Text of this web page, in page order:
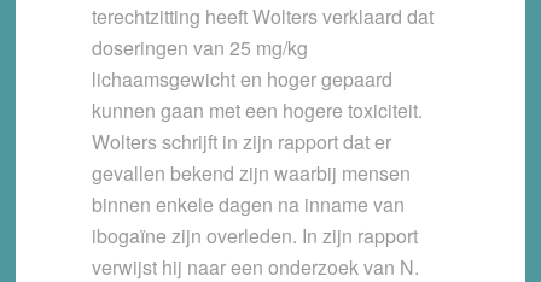
terechtzitting heeft Wolters verklaard dat
doseringen van 25 mg/kg
lichaamsgewicht en hoger gepaard
kunnen gaan met een hogere toxiciteit.
Wolters schrijft in zijn rapport dat er
gevallen bekend zijn waarbij mensen
binnen enkele dagen na inname van
ibogaïne zijn overleden. In zijn rapport
verwijst hij naar een onderzoek van N.